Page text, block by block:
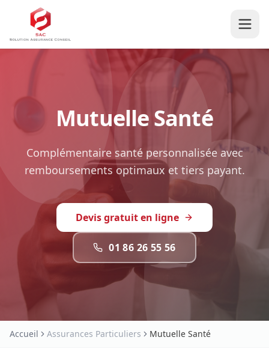
Mutuelle Santé
Complémentaire santé personnalisée avec
remboursements optimaux et tiers payant.
Devis gratuit en ligne
01 86 26 55 56
Accueil Assurances Particuliers Mutuelle Santé